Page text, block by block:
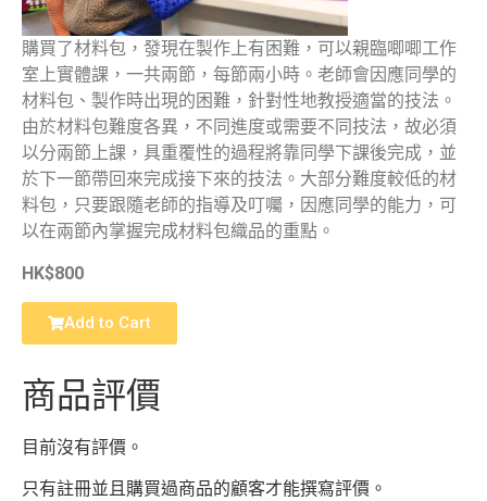
購買了材料包，發現在製作上有困難，可以親臨唧唧工作
室上實體課，一共兩節，每節兩小時。老師會因應同學的
材料包、製作時出現的困難，針對性地教授適當的技法。
由於材料包難度各異，不同進度或需要不同技法，故必須
以分兩節上課，具重覆性的過程將靠同學下課後完成，並
於下一節帶回來完成接下來的技法。大部分難度較低的材
料包，只要跟隨老師的指導及叮囑，因應同學的能力，可
以在兩節內掌握完成材料包織品的重點。
HK$800
Add to Cart
商品評價
目前沒有評價。
只有註冊並且購買過商品的顧客才能撰寫評價。